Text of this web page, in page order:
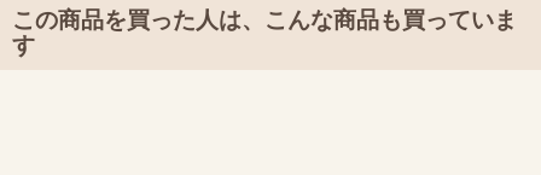
この商品を買った人は、こんな商品も買っていま
す